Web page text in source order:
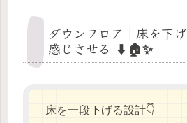
ダウンフロア｜床を下
感じさせる ⬇️🏠✨
床を一段下げる設計👇